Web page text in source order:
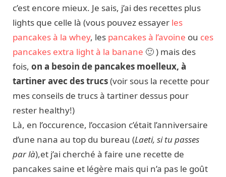
c’est encore mieux. Je sais, j’ai des recettes plus
lights que celle là (vous pouvez essayer les
pancakes à la whey, les pancakes à l’avoine ou ces
pancakes extra light à la banane 🙂 ) mais des
fois, on a besoin de pancakes moelleux, à
tartiner avec des trucs(voir sous la recette pour
mes conseils de trucs à tartiner dessus pour
rester healthy!)
Là, en l’occurence, l’occasion c’était l’anniversaire
d’une nana au top du bureau (Laeti, si tu passes
par là),et j’ai cherché à faire une recette de
pancakes saine et légère mais qui n’a pas le goût